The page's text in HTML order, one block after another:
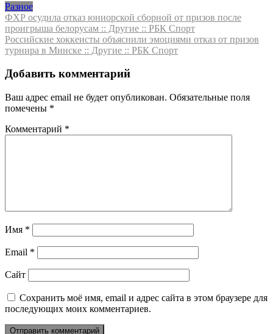
Разное
Навигация
по
записям
ФХР осудила отказ юниорской сборной от призов после
проигрыша белорусам :: Другие :: РБК Спорт
Российские хоккеисты объяснили эмоциями отказ от призов
турнира в Минске :: Другие :: РБК Спорт
Добавить комментарий
Ваш адрес email не будет опубликован. Обязательные поля
помечены *
Комментарий *
Имя *
Email *
Сайт
Сохранить моё имя, email и адрес сайта в этом браузере для
последующих моих комментариев.